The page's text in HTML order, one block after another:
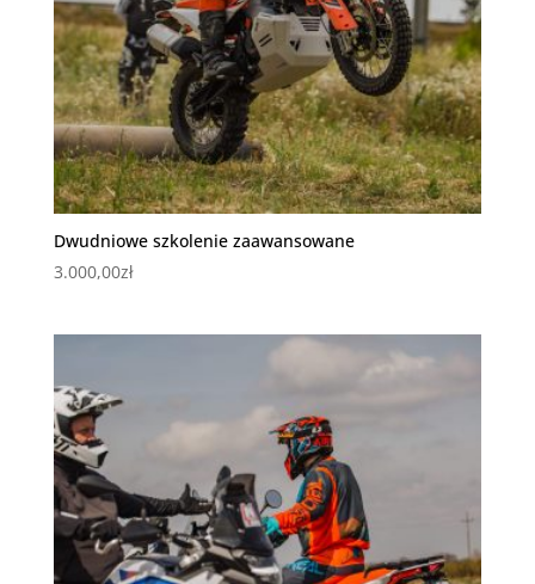
Dwudniowe szkolenie zaawansowane
3.000,00zł